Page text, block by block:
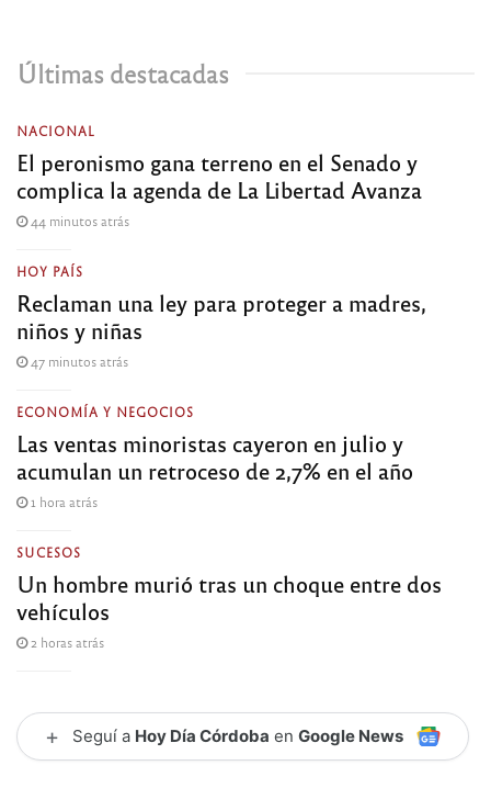
Últimas destacadas
NACIONAL
El peronismo gana terreno en el Senado y
complica la agenda de La Libertad Avanza
44 minutos atrás
HOY PAÍS
Reclaman una ley para proteger a madres,
niños y niñas
47 minutos atrás
ECONOMÍA Y NEGOCIOS
Las ventas minoristas cayeron en julio y
acumulan un retroceso de 2,7% en el año
1 hora atrás
SUCESOS
Un hombre murió tras un choque entre dos
vehículos
2 horas atrás
+ Seguí a Hoy Día Córdoba en Google News